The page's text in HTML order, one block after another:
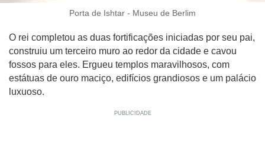
Porta de Ishtar - Museu de Berlim
O rei completou as duas fortificações iniciadas por seu pai,
construiu um terceiro muro ao redor da cidade e cavou
fossos para eles. Ergueu templos maravilhosos, com
estátuas de ouro maciço, edifícios grandiosos e um palácio
luxuoso.